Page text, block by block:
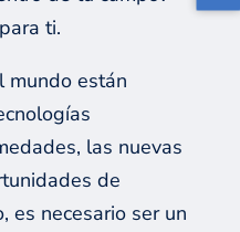
ti.
mundo están
las nuevas
de
es necesario ser un